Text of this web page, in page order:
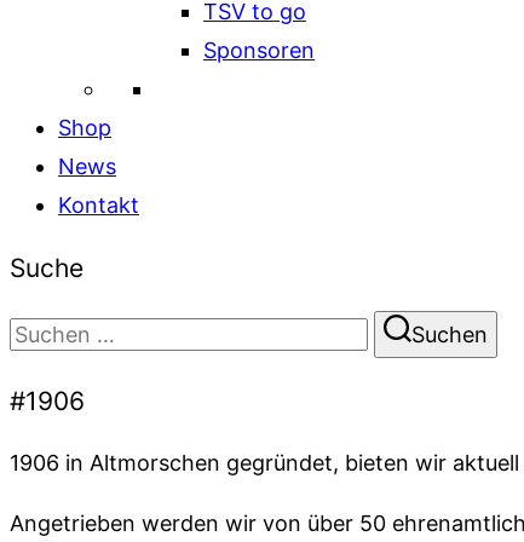
TSV to go
Sponsoren
Shop
News
Kontakt
Suche
Suchen
Suchen
#1906
1906 in Altmorschen gegründet, bieten wir
Angetrieben werden wir von über 50